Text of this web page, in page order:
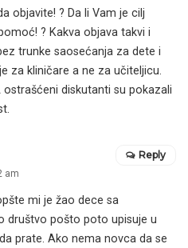
objavite! ? Da li Vam je cilj
? Kakva objava takvi i
trunke saosećanja za dete i
za kliničare a ne za učiteljicu.
ostrašćeni diskutanti su pokazali
am
mi je žao dece sa
društvo pošto poto upisuje u
prate. Ako nema novca da se
Reply